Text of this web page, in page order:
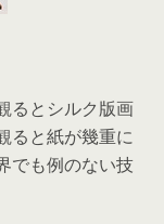
るとシルク版画
ると紙が幾重に
でも例のない技